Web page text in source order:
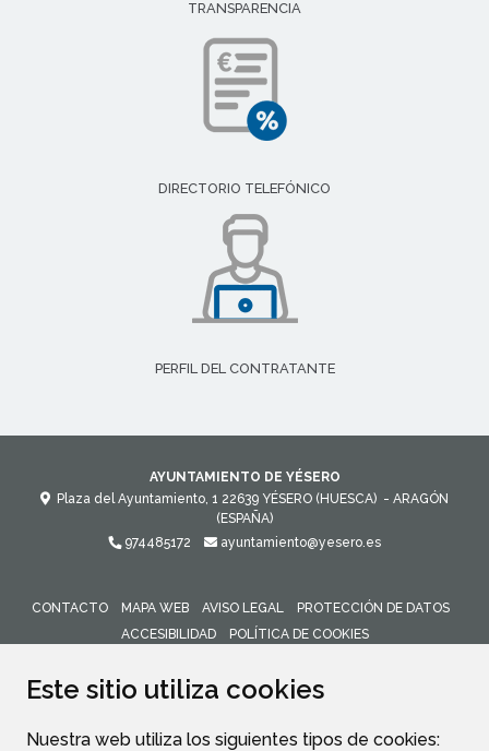
Este sitio utiliza cookies
Nuestra web utiliza los siguientes tipos de cookies:
TRANSPARENCIA
DIRECTORIO TELEFÓNICO
PERFIL DEL CONTRATANTE
AYUNTAMIENTO DE YÉSERO
Plaza del Ayuntamiento, 1 22639 YÉSERO (HUESCA) - ARAGÓN
(ESPAÑA)
974485172
ayuntamiento@yesero.es
CONTACTO MAPA WEB AVISO LEGAL
PROTECCIÓN DE DATOS
ACCESIBILIDAD
POLÍTICA DE COOKIES